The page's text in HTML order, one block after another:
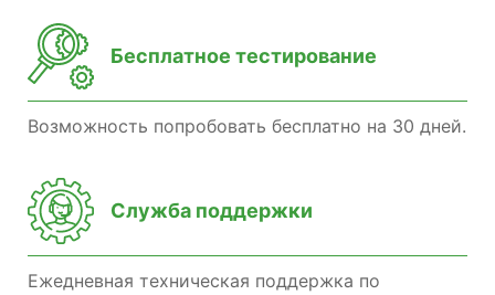
Бесплатное тестирование
Возможность попробовать бесплатно на 30 дней.
Служба поддержки
Ежедневная техническая поддержка по